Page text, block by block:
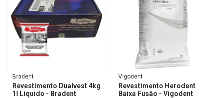
Bradent
Revestimento Dualvest 4kg
1l Líquido - Bradent
Vigodent
Revestimento Herodent
Baixa Fusão - Vigodent